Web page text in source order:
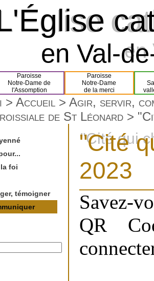
en
en Val-
Paroisse
Notre-Dame de
l'Assomption
Paroisse
Notre-Dame
de la merci
> Accueil > Agir, servir,
de St Léonard >
foi
témoigner
"Cité qui
"Cité
2023
Savez-
QR